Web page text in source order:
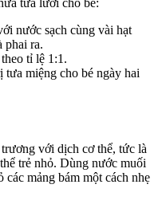
nước sạch cùng vài hạt
phai ra.
tỉ lệ 1:1.
miệng cho bé ngày hai
với dịch cơ thể, tức là
trẻ nhỏ. Dùng nước muối
mảng bám một cách nhẹ